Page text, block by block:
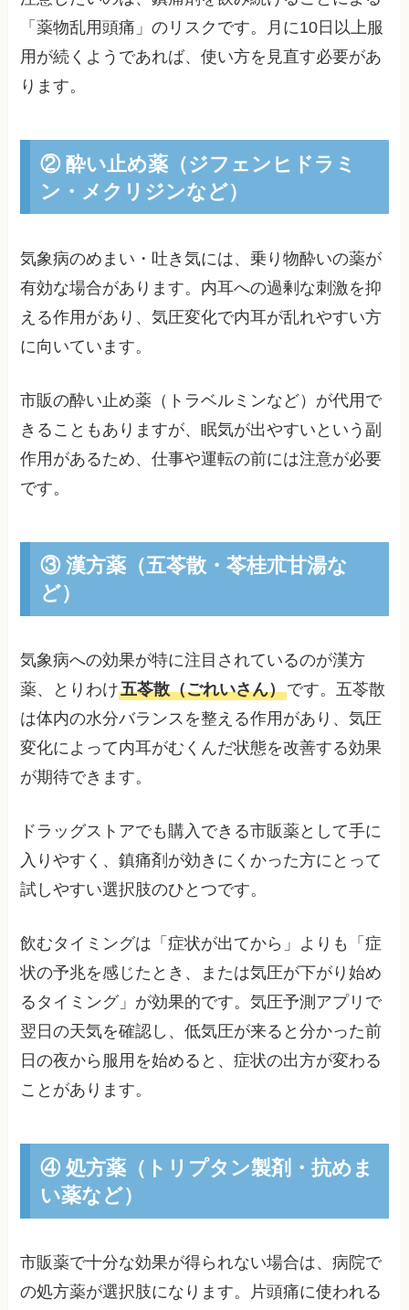
「薬物乱用頭痛」のリスクです。月に10日以上服
用が続くようであれば、使い方を見直す必要があ
ります。
② 酔い止め薬（ジフェンヒドラミ
ン・メクリジンなど）
気象病のめまい・吐き気には、乗り物酔いの薬が
有効な場合があります。内耳への過剰な刺激を抑
える作用があり、気圧変化で内耳が乱れやすい方
に向いています。
市販の酔い止め薬（トラベルミンなど）が代用で
きることもありますが、眠気が出やすいという副
作用があるため、仕事や運転の前には注意が必要
です。
③ 漢方薬（五苓散・苓桂朮甘湯な
ど）
気象病への効果が特に注目されているのが漢方
薬、とりわけ五苓散（ごれいさん）です。五苓散
は体内の水分バランスを整える作用があり、気圧
変化によって内耳がむくんだ状態を改善する効果
が期待できます。
ドラッグストアでも購入できる市販薬として手に
入りやすく、鎮痛剤が効きにくかった方にとって
試しやすい選択肢のひとつです。
飲むタイミングは「症状が出てから」よりも「症
状の予兆を感じたとき、または気圧が下がり始め
るタイミング」が効果的です。気圧予測アプリで
翌日の天気を確認し、低気圧が来ると分かった前
日の夜から服用を始めると、症状の出方が変わる
ことがあります。
④ 処方薬（トリプタン製剤・抗めま
い薬など）
市販薬で十分な効果が得られない場合は、病院で
の処方薬が選択肢になります。片頭痛に使われる